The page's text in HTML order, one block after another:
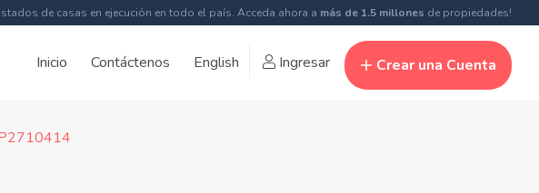
de casas en ejecución en todo el país. Acceda ahora a más de 1.5 millones de propiedades!
Inicio Contáctenos English Ingresar Crear una Cuenta